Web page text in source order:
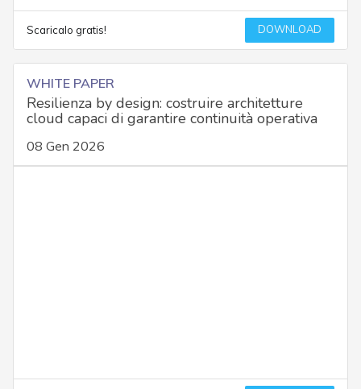
Scaricalo gratis! DOWNLOAD
WHITE PAPER
Resilienza by design: costruire architetture
cloud capaci di garantire continuità operativa
08 Gen 2026